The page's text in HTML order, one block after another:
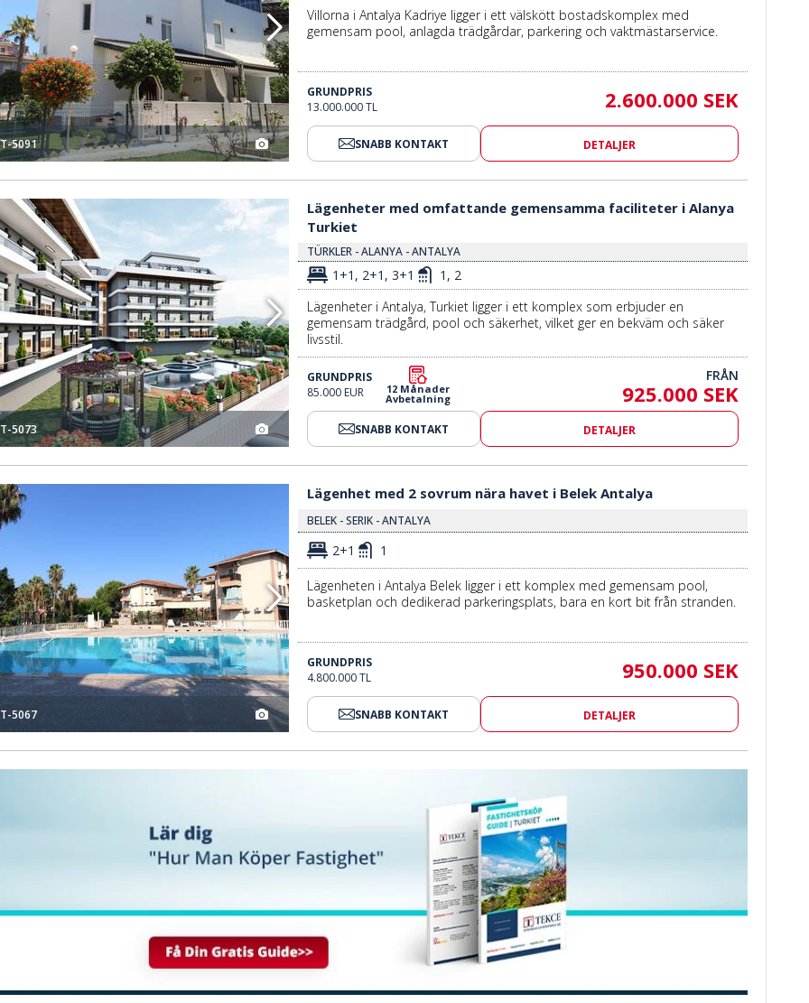
5091
Villorna i Antalya Kadriye ligger i ett välskött bostadskomplex med
gemensam pool, anlagda trädgårdar, parkering och vaktmästarservice.
GRUNDPRIS
13.000.000 TL
2.600.000 SEK
SNABB KONTAKT DETALJER
Turkiet 2
Lägenheter Med Omfattande Gemensamma Faciliteter I Alanya Turkiet 3
5073
Lägenheter med omfattande gemensamma faciliteter i Alanya
Turkiet
TÜRKLER - ALANYA - ANTALYA
1+1, 2+1, 3+1
1, 2
Lägenheter i Antalya, Turkiet ligger i ett komplex som erbjuder en
gemensam trädgård, pool och säkerhet, vilket ger en bekväm och säker
livsstil.
GRUNDPRIS
85.000 EUR
12 Månader
Avbetalning
FRÅN
925.000 SEK
SNABB KONTAKT DETALJER
Lägenhet Med 2 Sovrum Nära Havet I Belek Antalya 3
5067
Lägenhet med 2 sovrum nära havet i Belek Antalya
BELEK - SERIK - ANTALYA
2+1 1
Lägenheten i Antalya Belek ligger i ett komplex med gemensam pool,
basketplan och dedikerad parkeringsplats, bara en kort bit från stranden.
GRUNDPRIS
4.800.000 TL
950.000 SEK
SNABB KONTAKT DETALJER